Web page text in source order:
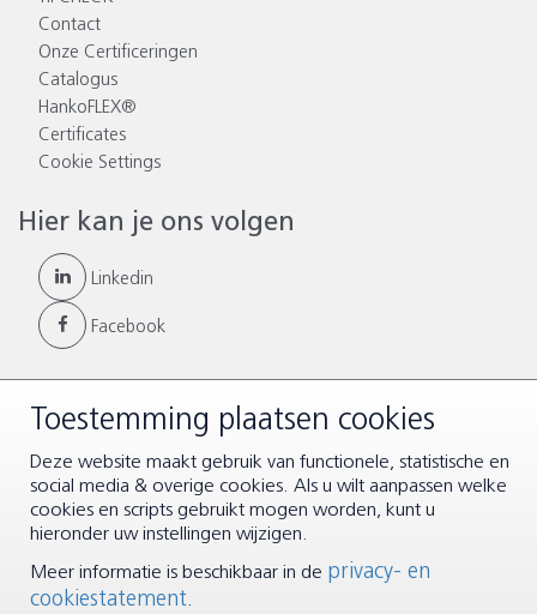
Contact
Onze Certificeringen
Catalogus
HankoFLEX®
Certificates
Cookie Settings
Hier kan je ons volgen
Linkedin
Facebook
© Copyright 2026 |Algemene voorwaarden
Disclaimer &
Privacy
Toestemming plaatsen cookies
Deze website maakt gebruik van functionele, statistische en
social media & overige cookies. Als u wilt aanpassen welke
cookies en scripts gebruikt mogen worden, kunt u
hieronder uw instellingen wijzigen.
Meer informatie is beschikbaar in de privacy- en
cookiestatement.